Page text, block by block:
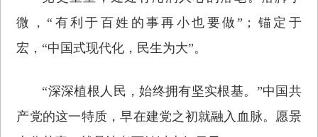
微，“有利于百姓的事再小也要做”；锚定于
宏，“中国式现代化，民生为大”。
“深深植根人民，始终拥有坚实根基。”中国共
产党的这一特质，早在建党之初就融入血脉。愿景